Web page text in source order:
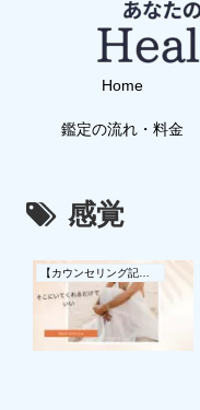
Home
鑑定の流れ・料金
感覚